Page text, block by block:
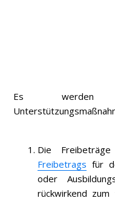
Es werden
Die
Freibetrags für
oder
rückwirkend